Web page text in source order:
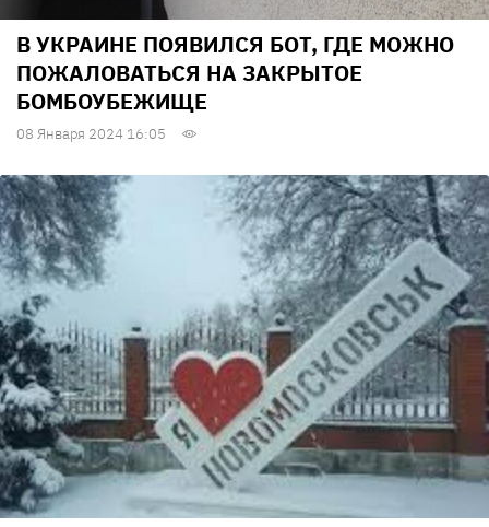
В УКРАИНЕ ПОЯВИЛСЯ БОТ, ГДЕ МОЖНО
ПОЖАЛОВАТЬСЯ НА ЗАКРЫТОЕ
БОМБОУБЕЖИЩЕ
08 Января 2024 16:05